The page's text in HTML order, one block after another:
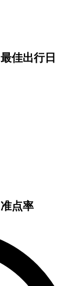
最佳出行日
准点率